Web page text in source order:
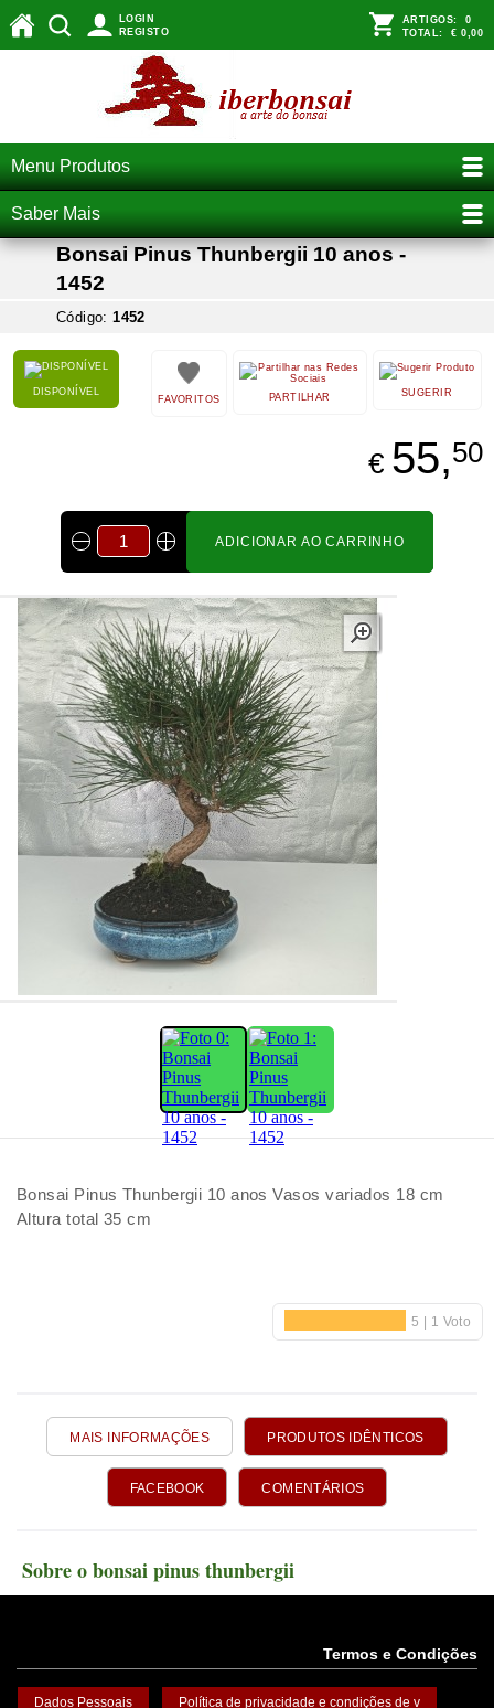
LOGIN
REGISTO
ARTIGOS: 0
TOTAL: € 0,00
Menu Produtos
Saber Mais
Bonsai Pinus Thunbergii 10 anos -
1452
Código:1452
DISPONÍVEL SUGERIR
PARTILHAR
FAVORITOS
€ 55,50
ADICIONAR AO CARRINHO
Bonsai Pinus Thunbergii 10 anos Vasos variados 18 cm
Altura total 35 cm
MAIS INFORMAÇÕES PRODUTOS IDÊNTICOS
FACEBOOK COMENTÁRIOS
Sobre o bonsai pinus thunbergii
Termos e Condições
Dados Pessoais Política de privacidade e condições de v